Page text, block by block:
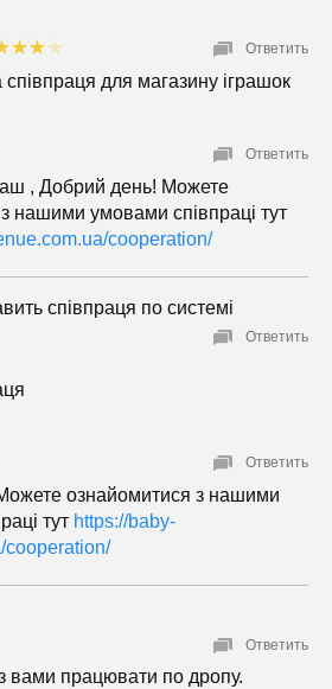
для магазину іграшок
Ответить
, Добрий день! Можете
нашими умовами співпраці тут
cooperation/
Ответить
співпраця по системі
Ответить
ознайомитися з нашими
тут https://baby-
cooperation/
Ответить
вами працювати по дропу.
Ответить